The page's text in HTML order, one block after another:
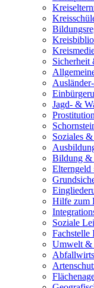
Sicherheit
Jagd- &
Soziales
Bildung &
Elterngeld
Hilfe zum
Soziale
Umwelt &